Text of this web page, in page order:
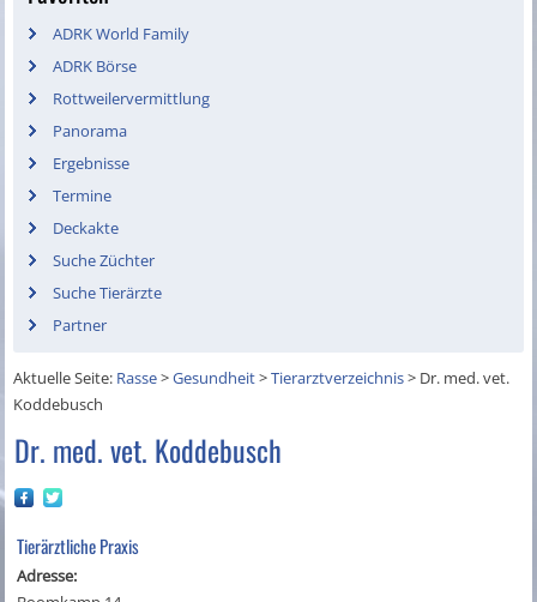
ADRK World Family
ADRK Börse
Rottweilervermittlung
Panorama
Ergebnisse
Termine
Deckakte
Suche Züchter
Suche Tierärzte
Partner
Aktuelle Seite: Rasse>Gesundheit>Tierarztverzeichnis> Dr. med. vet.
Koddebusch
Dr. med. vet. Koddebusch
Tierärztliche Praxis
Adresse: